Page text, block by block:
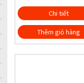
Chi tiết
Thêm giỏ hàng